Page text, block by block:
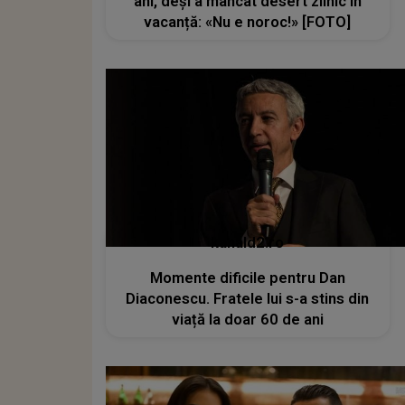
vacanță: «Nu e noroc!» [FOTO]
kanald2.ro
Momente dificile pentru Dan
Diaconescu. Fratele lui s-a stins din
viață la doar 60 de ani